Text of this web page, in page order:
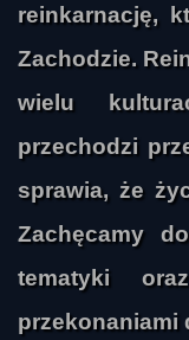
reinkarnację,
Zachodzie.
wielu
przechodzi
sprawia, że
Zachęcamy
tematyki
przekonaniami